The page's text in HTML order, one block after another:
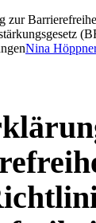
zur
Nina